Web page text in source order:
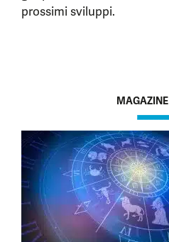
prossimi sviluppi.
MAGAZINE